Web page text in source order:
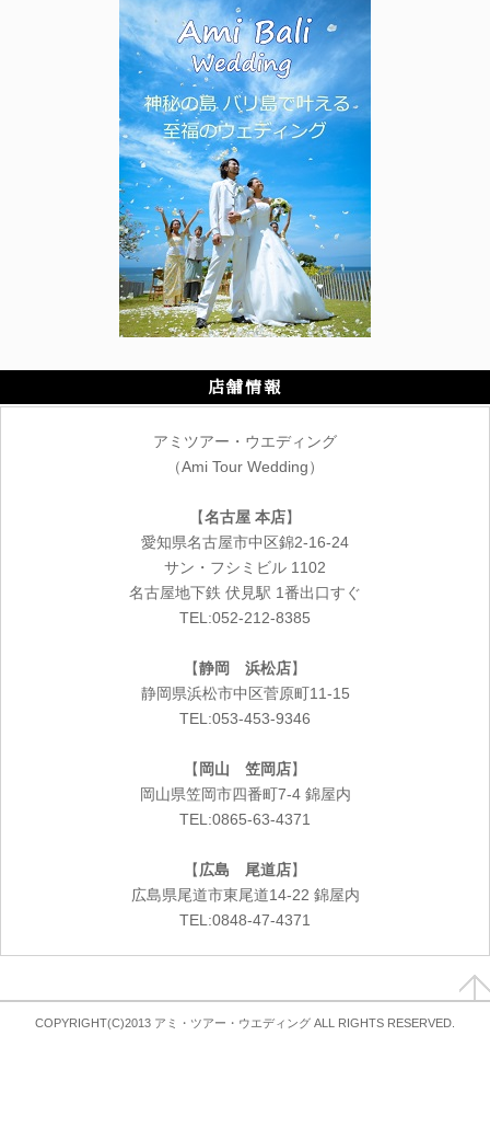
店舗情報
アミツアー・ウエディング
（Ami Tour Wedding）
【名古屋 本店】
愛知県名古屋市中区錦2-16-24
サン・フシミビル 1102
名古屋地下鉄 伏見駅 1番出口すぐ
TEL:052-212-8385
【静岡 浜松店】
静岡県浜松市中区菅原町11-15
TEL:053-453-9346
【 岡山 笠岡店】
岡山県笠岡市四番町7-4 錦屋内
TEL:0865-63-4371
【広島 尾道店】
広島県尾道市東尾道14-22 錦屋内
TEL:0848-47-4371
COPYRIGHT(C)2013 アミ・ツアー・ウエディング ALL RIGHTS RESERVED.